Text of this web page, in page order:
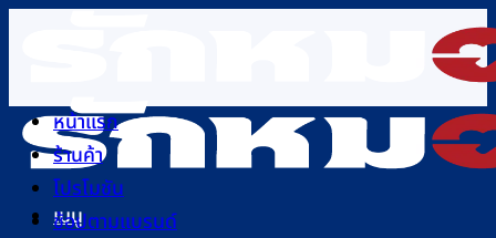
เนื้อหา
เมนู
หน้าแรก
ร้านค้า
โปรโมชัน
ช้อปตามแบรนด์